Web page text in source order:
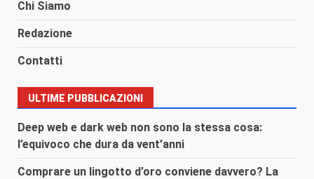
Chi Siamo
Redazione
Contatti
ULTIME PUBBLICAZIONI
Deep web e dark web non sono la stessa cosa:
l’equivoco che dura da vent’anni
Comprare un lingotto d’oro conviene davvero? La